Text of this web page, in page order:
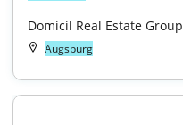
Domicil Real Estate Group
Augsburg